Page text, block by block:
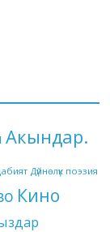
Акындар.
Дүйнөлүк поэзия
Кино